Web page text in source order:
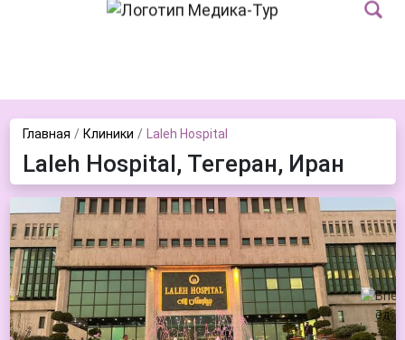
Главная Клиники Laleh Hospital
Laleh Hospital, Тегеран, Иран